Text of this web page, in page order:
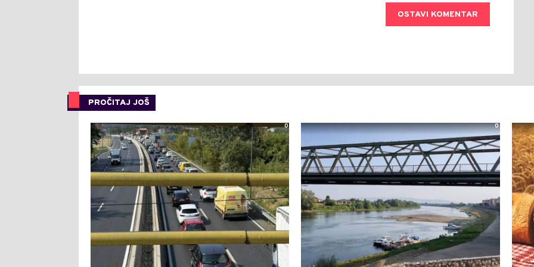
OSTAVI KOMENTAR
PROČITAJ JOŠ
0 0